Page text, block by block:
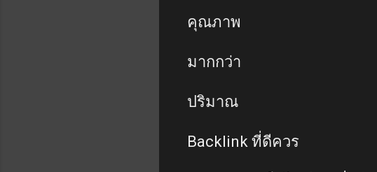
คุณภาพ
มากกว่า
ปริมาณ
Backlink ที่ดีควร